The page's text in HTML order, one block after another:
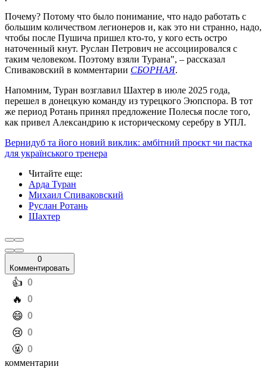
Почему? Потому что было понимание, что надо работать с
большим количеством легионеров и, как это ни странно, надо,
чтобы после Пушича пришел кто-то, у кого есть остро
наточенный кнут. Руслан Петрович не ассоциировался с
таким человеком. Поэтому взяли Турана", – рассказал
Спиваковский в комментарии СБОРНАЯ.
Напомним, Туран возглавил Шахтер в июле 2025 года,
перешел в донецкую команду из турецкого Эюпспора. В тот
же период Ротань принял предложение Полесья после того,
как привел Александрию к историческому серебру в УПЛ.
Вернидуб та його новий виклик: амбітний проєкт чи пастка
для українського тренера
Читайте еще:
Арда Туран
Михаил Спиваковский
Руслан Ротань
Шахтер
0
Комментировать
️👍 0
️🔥 0
️😄 0
️😢 0
️🤬 0
комментарии